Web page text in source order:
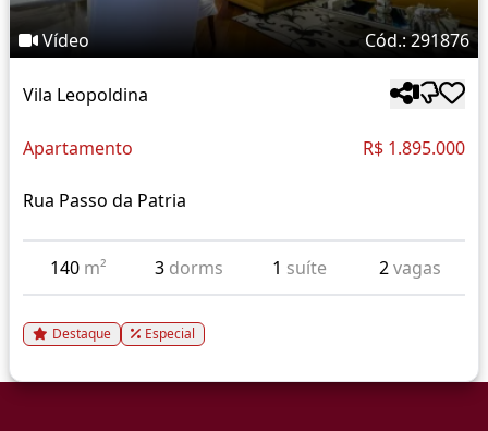
Vídeo Cód.: 291876
Vila Leopoldina
Apartamento R$ 1.895.000
Rua Passo da Patria
140 m² 3 dorms 1 suíte 2vagas
Destaque Especial